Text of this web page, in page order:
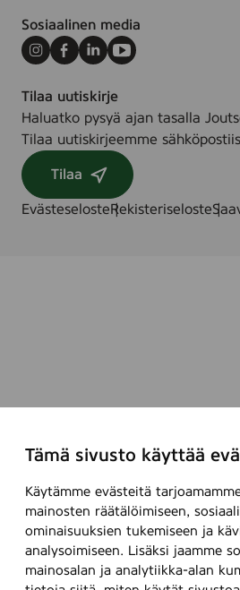
Tämä sivusto käyttää
Käytämme evästeitä
mainosten räätälöimiseen,
ominaisuuksien tukemiseen ja
analysoimiseen. Lisäksi jaamme
mainosalan ja analytiikka-alan
Sosiaalinen media
Instagram
Facebook
LinkedInYoutube
Tilaa uutiskirje
Haluatko pysyä ajan tasalla
Tilaa uutiskirjeemme
Tilaa
EvästeselosteRekisteriseloste